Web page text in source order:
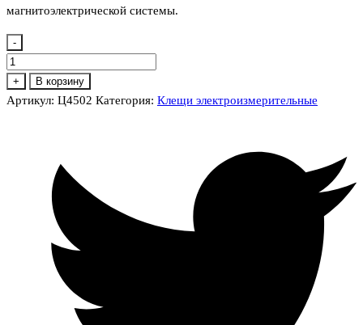
магнитоэлектрической системы.
-
Количество
товара
Ц4502
+ В корзину
Артикул: Ц4502 Категория: Клещи электроизмерительные